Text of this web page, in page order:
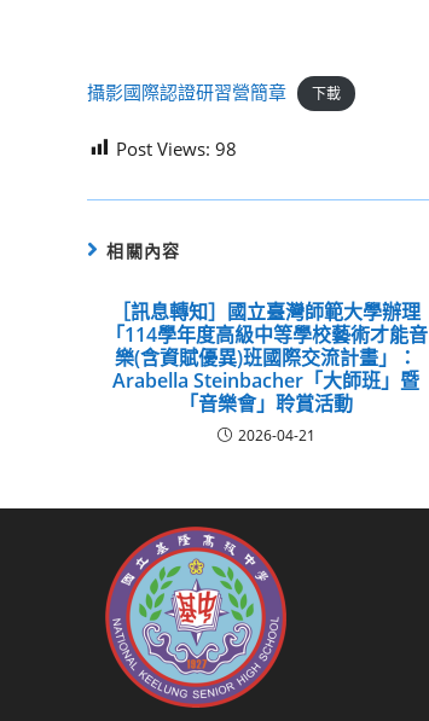
攝影國際認證研習營簡章 下載
Post Views: 98
相關內容
［訊息轉知］國立臺灣師範大學辦理
「114學年度高級中等學校藝術才能音
樂(含資賦優異)班國際交流計畫」：
Arabella Steinbacher「大師班」暨
「音樂會」聆賞活動
2026-04-21